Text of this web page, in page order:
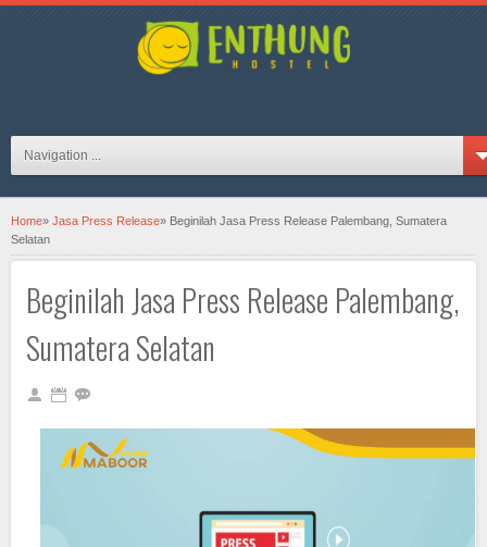
Navigation ...
Home» Jasa Press Release» Beginilah Jasa Press Release Palembang, Sumatera
Selatan
Beginilah Jasa Press Release Palembang,
Sumatera Selatan